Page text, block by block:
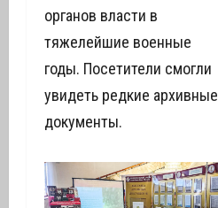
органов власти в
тяжелейшие военные
годы. Посетители смогли
увидеть редкие архивные
документы.